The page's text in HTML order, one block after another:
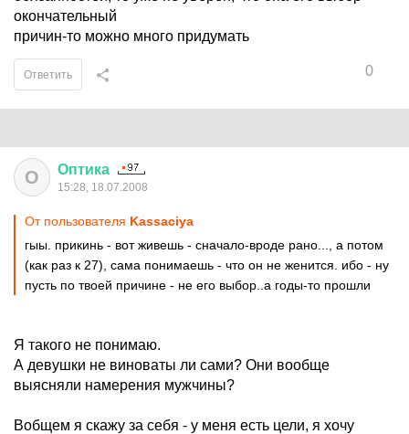
окончательный
причин-то можно много придумать
0
Ответить
О Оптика
15:28, 18.07.2008
От пользователя Kassaciya
гыы. прикинь - вот живешь - сначало-вроде рано..., а потом
(как раз к 27), сама понимаешь - что он не женится. ибо - ну
пусть по твоей причине - не его выбор..а годы-то прошли
Я такого не понимаю.
А девушки не виноваты ли сами? Они вообще
выясняли намерения мужчины?
Вобщем я скажу за себя - у меня есть цели, я хочу